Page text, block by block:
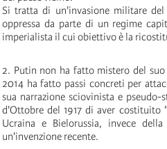
Si tratta di un'invasione militare
oppressa da parte di un regime
imperialista il cui obiettivo è la
2. Putin non ha fatto mistero del suo
2014 ha fatto passi concreti per
sua narrazione sciovinista e
d'Ottobre del 1917 di aver
Ucraina e Bielorussia, invece
un'invenzione recente.